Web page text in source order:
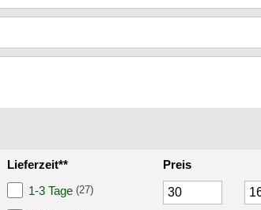
Lieferzeit**
1-3 Tage (27)
Preis